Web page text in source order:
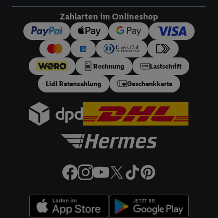
Zahlarten im Onlineshop
Rechnung Lastschrift
Lidl Ratenzahlung Geschenkkarte
dieser Werbeausspielungen.
Sofern Sie hier Ihre Zustimmung dazu erteilen und danach ein
Lidl Plus-Konto erstellen bzw. sich in Ihr bestehendes Lidl
Plus-Konto einloggen, kann darüber hinaus auch Ihre dort
angegebene E-Mail-Adresse von uns in gemeinsamer
Verantwortlichkeit mit einem der oben genannten Partner
verwendet werden, um daraus eine spezielle Online-Kennung
zu erstellen (die sogenannte EUID), die wir sodann ähnlich wie
die sogleich beschriebene Utiq-Kennung verwenden können,
um Sie in von Dritten betriebenen Diensten zu erkennen und
Ihnen personalisierte Werbung auszuspielen. Hierzu wird von
uns und einem der anderen oben genannten Partner auch Ihre
in einen Hashwert umgewandelte E-Mail-Adresse in
Zudem erlauben Sie uns, der Utiq SA/NV („Utiq“) und
in den Lidl-Diensten einzusetzen. Utiq prüft zunächst anhand
Ihrer IP-Adresse, ob die Technologie für Sie verfügbar ist.